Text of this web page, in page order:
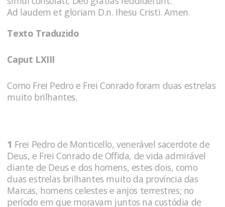
Ad laudem et gloriam D.n. Ihesu Cristi. Amen.
Texto Traduzido
Caput LXIII
Como Frei Pedro e Frei Conrado foram duas estrelas
muito brilhantes.
1 Frei Pedro de Monticello, venerável sacerdote de
Deus, e Frei Conrado de Offida, de vida admirável
diante de Deus e dos homens, estes dois, como
duas estrelas brilhantes muito da província das
Marcas, homens celestes e anjos terrestres; no
perío­do em que moravam juntos na custódia de